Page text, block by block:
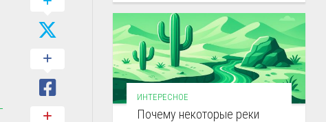
ИНТЕРЕСНОЕ
Почему некоторые реки